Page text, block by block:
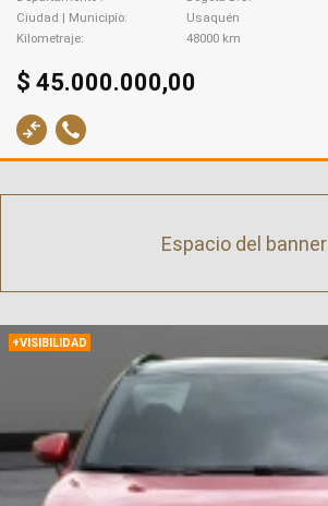
Ciudad | Municipio
Usaquén
Kilometraje
48000 km
$ 45.000.000,00
Espacio del banner
+VISIBILIDAD